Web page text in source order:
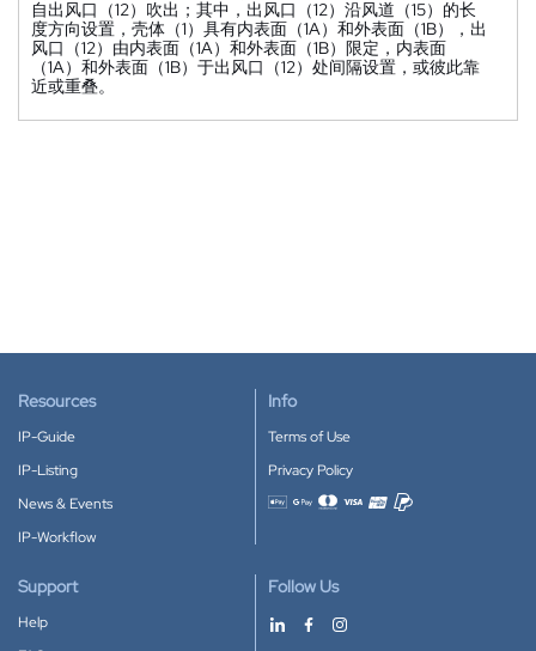
自出风口（12）吹出；其中，出风口（12）沿风道（15）的长
度方向设置，壳体（1）具有内表面（1A）和外表面（1B），出
风口（12）由内表面（1A）和外表面（1B）限定，内表面
（1A）和外表面（1B）于出风口（12）处间隔设置，或彼此靠
近或重叠。
Resources
IP-Guide
IP-Listing
News & Events
IP-Workflow
Info
Terms of Use
Privacy Policy
Accepted payment methods
Support
Help
Follow Us